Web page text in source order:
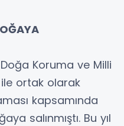
Koruma ve Milli
ortak olarak
kapsamında
salınmıştı. Bu yıl